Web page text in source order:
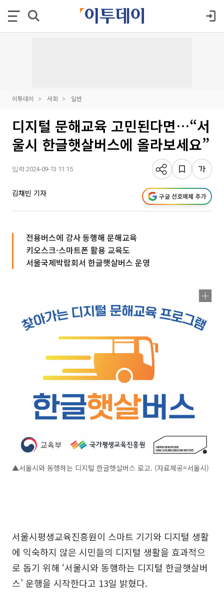
이투데이 사회 일반
디지털 문해교육 고민된다면…“서
울시 한글햇살버스에 올라보세요”
입력 2024-09-13 11:15
김채빈 기자 구글 선호매체 추가
전용버스에 강사 동행해 문해교육
키오스크·스마트폰 활용 교육도
서울국제박람회서 한글햇살버스 운영
▲서울시와 동행하는 디지털 한글햇살버스 로고. (자료제공=서울시)
서울시평생교육진흥원이 스마트 기기와 디지털 생활
에 익숙하지 않은 시민들의 디지털 생활을 효과적으
로 돕기 위해 ‘서울시와 동행하는 디지털 한글햇살버
스’ 운행을 시작한다고 13일 밝혔다.